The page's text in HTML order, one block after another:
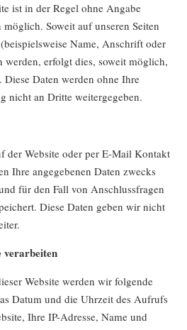
ist in der Regel ohne Angabe
Soweit auf unseren Seiten
Name, Anschrift oder
werden, erfolgt dies, soweit möglich,
Daten werden ohne Ihre
nicht an Dritte weitergegeben.
der Website oder per E-Mail Kontakt
Ihre angegebenen Daten zwecks
für den Fall von Anschlussfragen
Diese Daten geben wir nicht
verarbeiten
Website werden wir folgende
Datum und die Uhrzeit des Aufrufs
Ihre IP-Adresse, Name und